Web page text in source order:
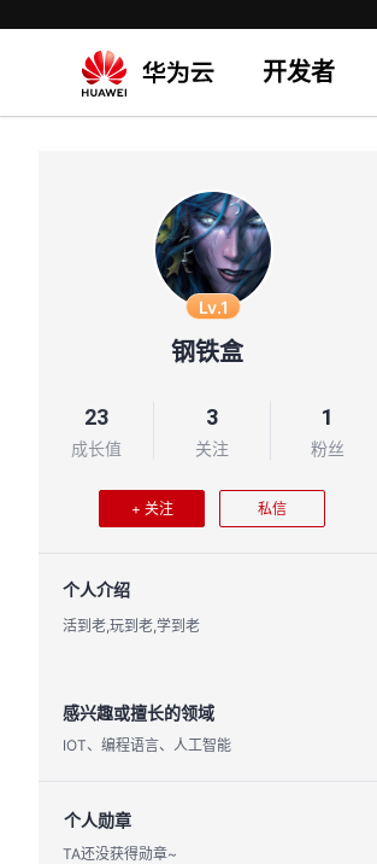
开发者
Lv.1
钢铁盒
23
成长值
3
关注
1
粉丝
+ 关注 私信
个人介绍
活到老,玩到老,学到老
感兴趣或擅长的领域
IOT、编程语言、人工智能
个人勋章
TA还没获得勋章~